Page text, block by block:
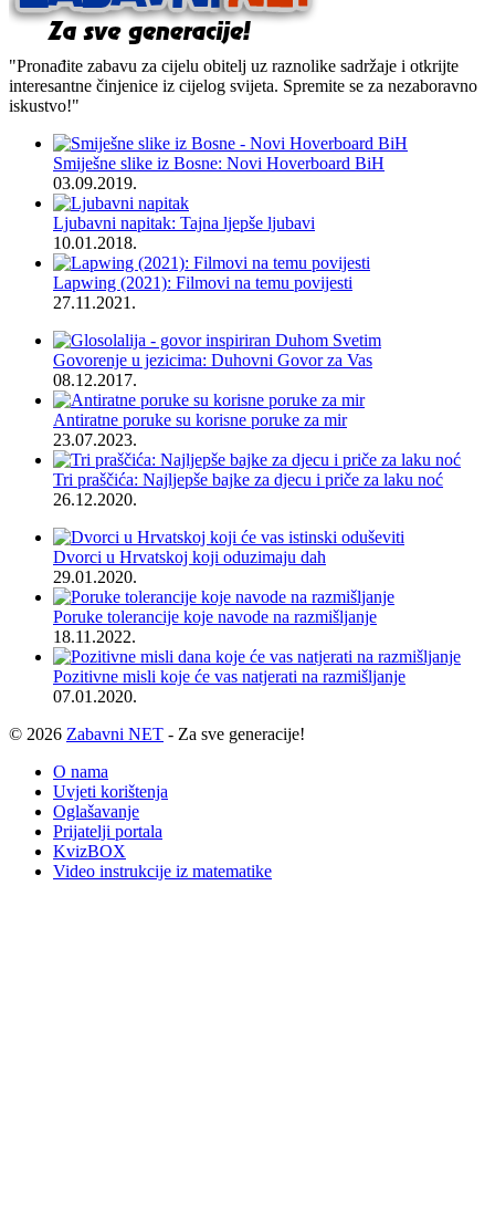
"Pronađite zabavu za cijelu obitelj uz raznolike sadržaje i otkrijte
interesantne činjenice iz cijelog svijeta. Spremite se za nezaboravno
iskustvo!"
Smiješne slike iz Bosne: Novi Hoverboard BiH
03.09.2019.
Ljubavni napitak: Tajna ljepše ljubavi
10.01.2018.
Lapwing (2021): Filmovi na temu povijesti
27.11.2021.
Govorenje u jezicima: Duhovni Govor za Vas
08.12.2017.
Antiratne poruke su korisne poruke za mir
23.07.2023.
Tri praščića: Najljepše bajke za djecu i priče za laku noć
26.12.2020.
Dvorci u Hrvatskoj koji oduzimaju dah
29.01.2020.
Poruke tolerancije koje navode na razmišljanje
18.11.2022.
Pozitivne misli koje će vas natjerati na razmišljanje
07.01.2020.
© 2026 Zabavni NET - Za sve generacije!
O nama
Uvjeti korištenja
Oglašavanje
Prijatelji portala
KvizBOX
Video instrukcije iz matematike